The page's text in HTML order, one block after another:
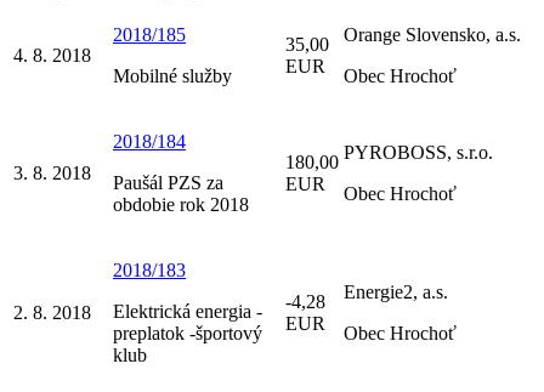
4. 8. 2018
2018/185
Mobilné služby
35,00
EUR
Orange Slovensko, a.s.
Obec Hrochoť
3. 8. 2018
2018/184
Paušál PZS za
obdobie rok 2018
180,00
EUR
PYROBOSS, s.r.o.
Obec Hrochoť
2. 8. 2018
2018/183
Elektrická energia -
preplatok -športový
klub
-4,28
EUR
Energie2, a.s.
Obec Hrochoť